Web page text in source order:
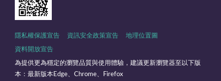
隱私權保護宣告 資訊安全政策宣告 地理位置圖
資料開放宣告
為提供更為穩定的瀏覽品質與使用體驗，建議更新瀏覽器至以下版
本：最新版本Edge、Chrome、Firefox